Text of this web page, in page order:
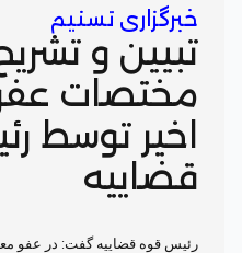
خبرگزاری تسنیم
تبیین و
مختصات
اخیر توسط
قضاییه
رئیس قوه قضاییه گفت: در عفو